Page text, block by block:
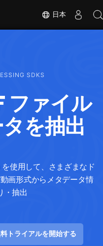
日本
SDKS
ファイル
を抽出
使用して、さまざまなド
画形式からメタデータ情
・抽出
トライアルを開始する